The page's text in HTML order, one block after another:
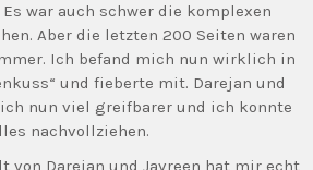
war auch schwer die komplexen
Aber die letzten 200 Seiten waren
Ich befand mich nun wirklich in
und fieberte mit. Darejan und
nun viel greifbarer und ich konnte
nachvollziehen.
von Darejan und Javreen hat mir echt